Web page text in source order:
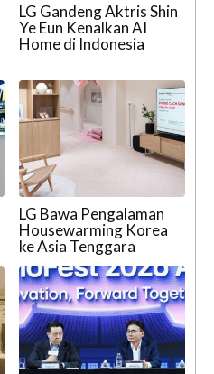
LG Gandeng Aktris Shin
Ye Eun Kenalkan AI
Home di Indonesia
LG Bawa Pengalaman
Housewarming Korea
ke Asia Tenggara